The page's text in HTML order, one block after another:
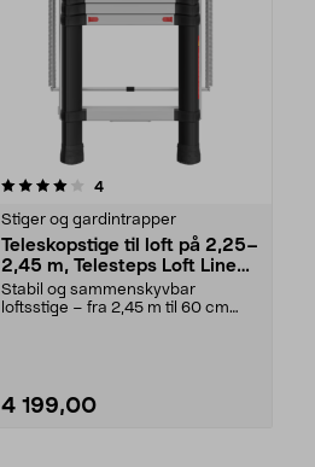
4anmeldelser
Stiger og gardintrapper
Teleskopstige til loft på 2,25–
2,45 m, Telesteps Loft Line
Mini
Stabil og sammenskyvbar
loftsstige – fra 2,45 m til 60 cm
4 199,00